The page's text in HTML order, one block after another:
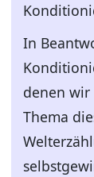
In
denen wir
Thema